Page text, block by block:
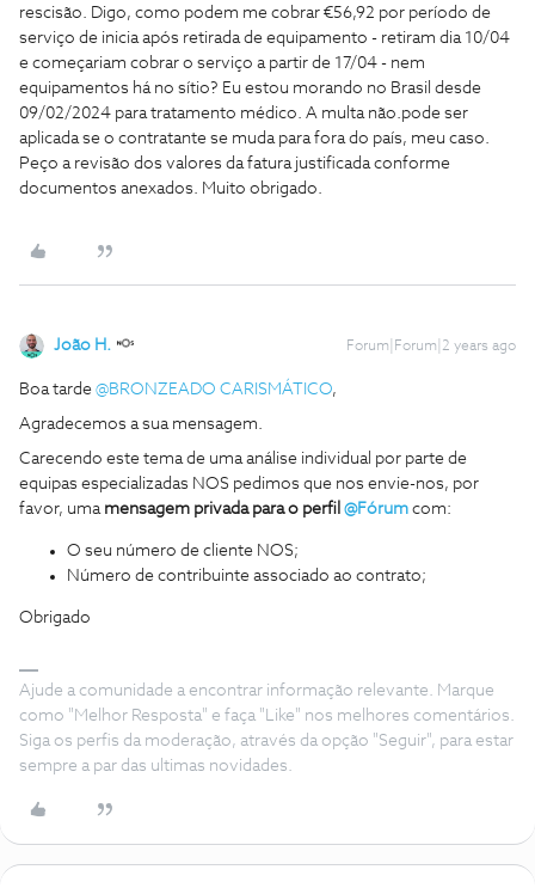
rescisão. Digo, como podem me cobrar €56,92 por período de
serviço de inicia após retirada de equipamento - retiram dia 10/04
e começariam cobrar o serviço a partir de 17/04 - nem
equipamentos há no sítio? Eu estou morando no Brasil desde
09/02/2024 para tratamento médico. A multa não.pode ser
aplicada se o contratante se muda para fora do país, meu caso.
Peço a revisão dos valores da fatura justificada conforme
documentos anexados. Muito obrigado.
João H. Forum|Forum|2 years ago
Boa tarde @BRONZEADO CARISMÁTICO,
Agradecemos a sua mensagem.
Carecendo este tema de uma análise individual por parte de
equipas especializadas NOS pedimos que nos envie-nos, por
favor, uma mensagem privada para o perfil @Fórum com:
O seu número de cliente NOS;
Número de contribuinte associado ao contrato;
Obrigado
Ajude a comunidade a encontrar informação relevante. Marque
como "Melhor Resposta" e faça "Like" nos melhores comentários.
Siga os perfis da moderação, através da opção "Seguir", para estar
sempre a par das ultimas novidades.